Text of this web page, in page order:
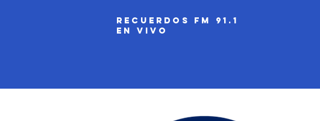
recuerdos fm 91.1
EN VIVO